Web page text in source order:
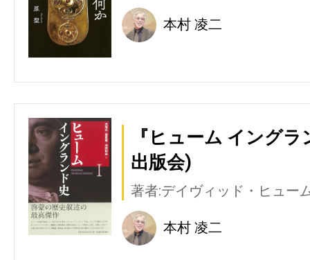
本村 凌二
『ヒューム イング
出版会)
著者:デイヴィッド・ヒュー
本村 凌二